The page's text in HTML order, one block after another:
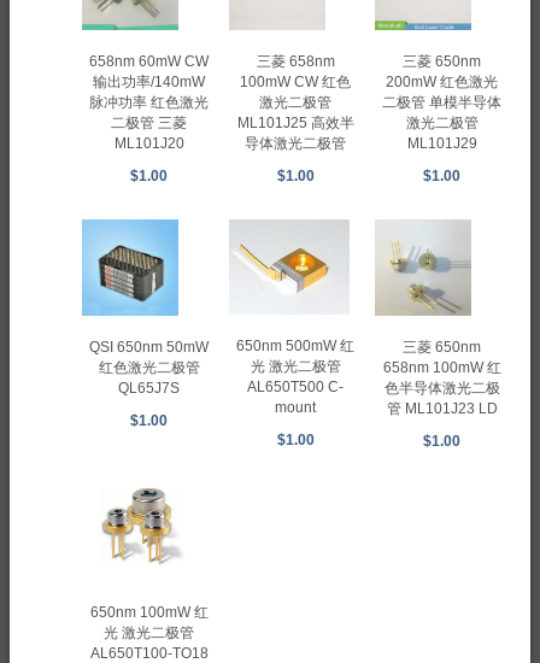
658nm 60mW CW
输出功率/140mW
脉冲功率 红色激光
二极管 三菱
ML101J20
$1.00
三菱 658nm
100mW CW 红色
激光二极管
ML101J25 高效半
导体激光二极管
$1.00
三菱 650nm
200mW 红色激光
二极管 单模半导体
激光二极管
ML101J29
$1.00
QSI 650nm 50mW
红色激光二极管
QL65J7S
$1.00
650nm 500mW 红
光 激光二极管
AL650T500 C-
mount
$1.00
三菱 650nm
658nm 100mW 红
色半导体激光二极
管 ML101J23 LD
$1.00
650nm 100mW 红
光 激光二极管
AL650T100-TO18